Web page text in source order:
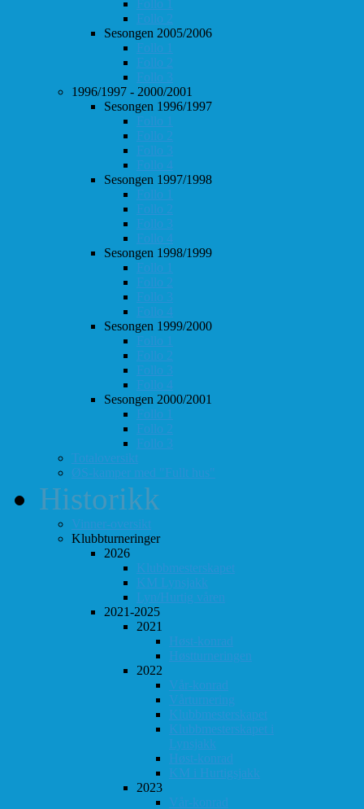
Follo 1
Follo 2
Sesongen 2005/2006
Follo 1
Follo 2
Follo 3
1996/1997 - 2000/2001
Sesongen 1996/1997
Follo 1
Follo 2
Follo 3
Follo 4
Sesongen 1997/1998
Follo 1
Follo 2
Follo 3
Follo 4
Sesongen 1998/1999
Follo 1
Follo 2
Follo 3
Follo 4
Sesongen 1999/2000
Follo 1
Follo 2
Follo 3
Follo 4
Sesongen 2000/2001
Follo 1
Follo 2
Follo 3
Totaloversikt
ØS-kamper med "Fullt hus"
Historikk
Vinner-oversikt
Klubbturneringer
2026
Klubbmesterskapet
KM Lynsjakk
Lyn/Hurtig våren
2021-2025
2021
Høst-konrad
Høstturneringen
2022
Vår-konrad
Vårturnering
Klubbmesterskapet
Klubbmesterskapet i
Lynsjakk
Høst-konrad
KM i Hurtigsjakk
2023
Vår-konrad